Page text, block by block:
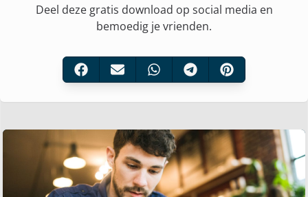
Deel deze gratis download op social media en
bemoedig je vrienden.